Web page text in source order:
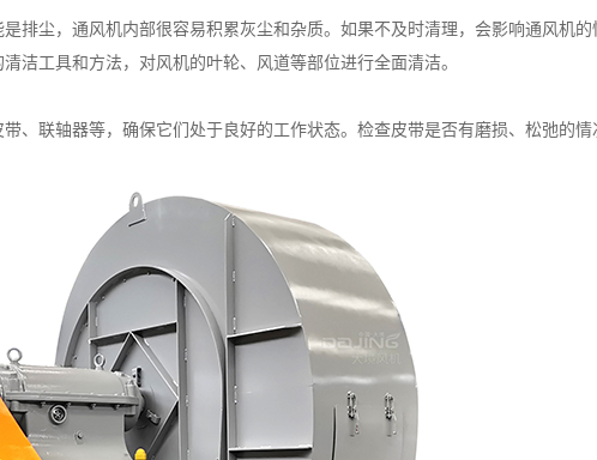
尘，通风机内部很容易积累灰尘和杂质。如果不及时清理，会影响通风机的
洁工具和方法，对风机的叶轮、风道等部位进行全面清洁。
联轴器等，确保它们处于良好的工作状态。检查皮带是否有磨损、松弛的情